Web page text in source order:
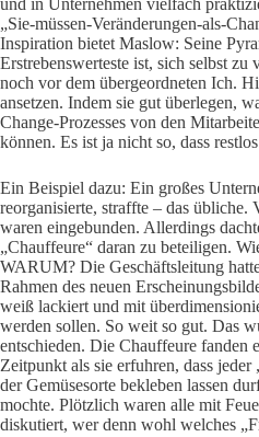
„Sie-müssen-Veränderungen-als-
Inspiration bietet Maslow: Seine
Erstrebenswerteste ist, sich selbst
noch vor dem übergeordneten Ich.
ansetzen. Indem sie gut überlegen,
Change-Prozesses von den
können. Es ist ja nicht so, dass
Ein Beispiel dazu: Ein großes
reorganisierte, straffte – das übliche.
waren eingebunden. Allerdings
„Chauffeure“ daran zu beteiligen.
WARUM? Die Geschäftsleitung
Rahmen des neuen
weiß lackiert und mit
werden sollen. So weit so gut. Das
entschieden. Die Chauffeure fanden
Zeitpunkt als sie erfuhren, dass jeder
der Gemüsesorte bekleben lassen
mochte. Plötzlich waren alle mit
diskutiert, wer denn wohl welches